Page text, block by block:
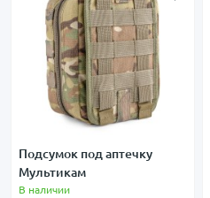
Подсумок под аптечку
Мультикам
В наличии